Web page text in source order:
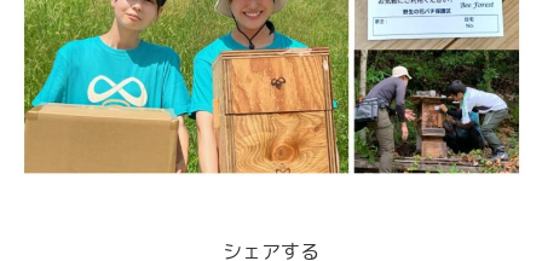
シェアする